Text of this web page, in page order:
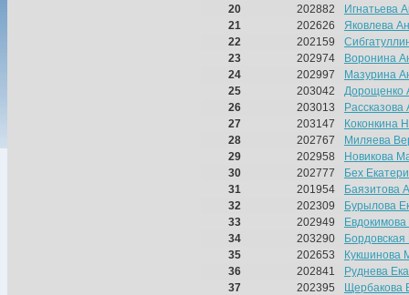
20
202882
Игнатьева
21
202626
Яковлева
22
202159
23
202974
Воронина
24
202997
Мазурина
25
203042
Дорощенко
26
203013
Рассказова
27
203147
Коконкина
28
202767
Миляева
29
202958
Новикова
30
202777
Бех
31
201954
Баязитова
32
202309
Бурылова
33
202949
34
203290
35
202653
Кукшинова
36
202841
Руднева
37
202395
Щербакова